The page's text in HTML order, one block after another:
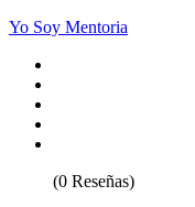
Yo Soy Mentoria
(0 Reseñas)